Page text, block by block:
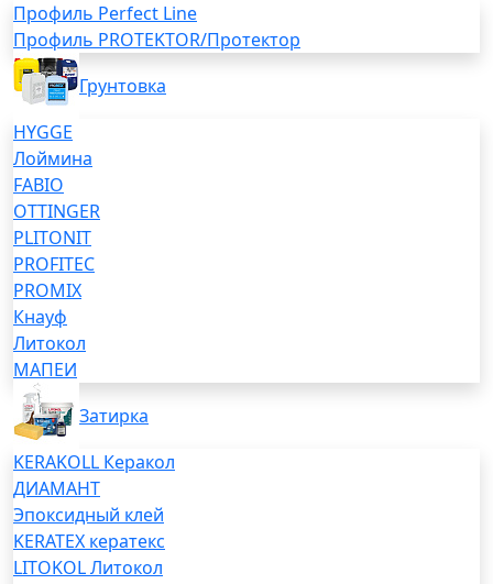
Профиль Perfect Line
Профиль PROTEKTOR/Протектор
Грунтовка
HYGGE
Лоймина
FABIO
OTTINGER
PLITONIT
PROFITEC
PROMIX
Кнауф
Литокол
МАПЕИ
Затирка
KERAKOLL Керакол
ДИАМАНТ
Эпоксидный клей
KERATEX кератекс
LITOKOL Литокол